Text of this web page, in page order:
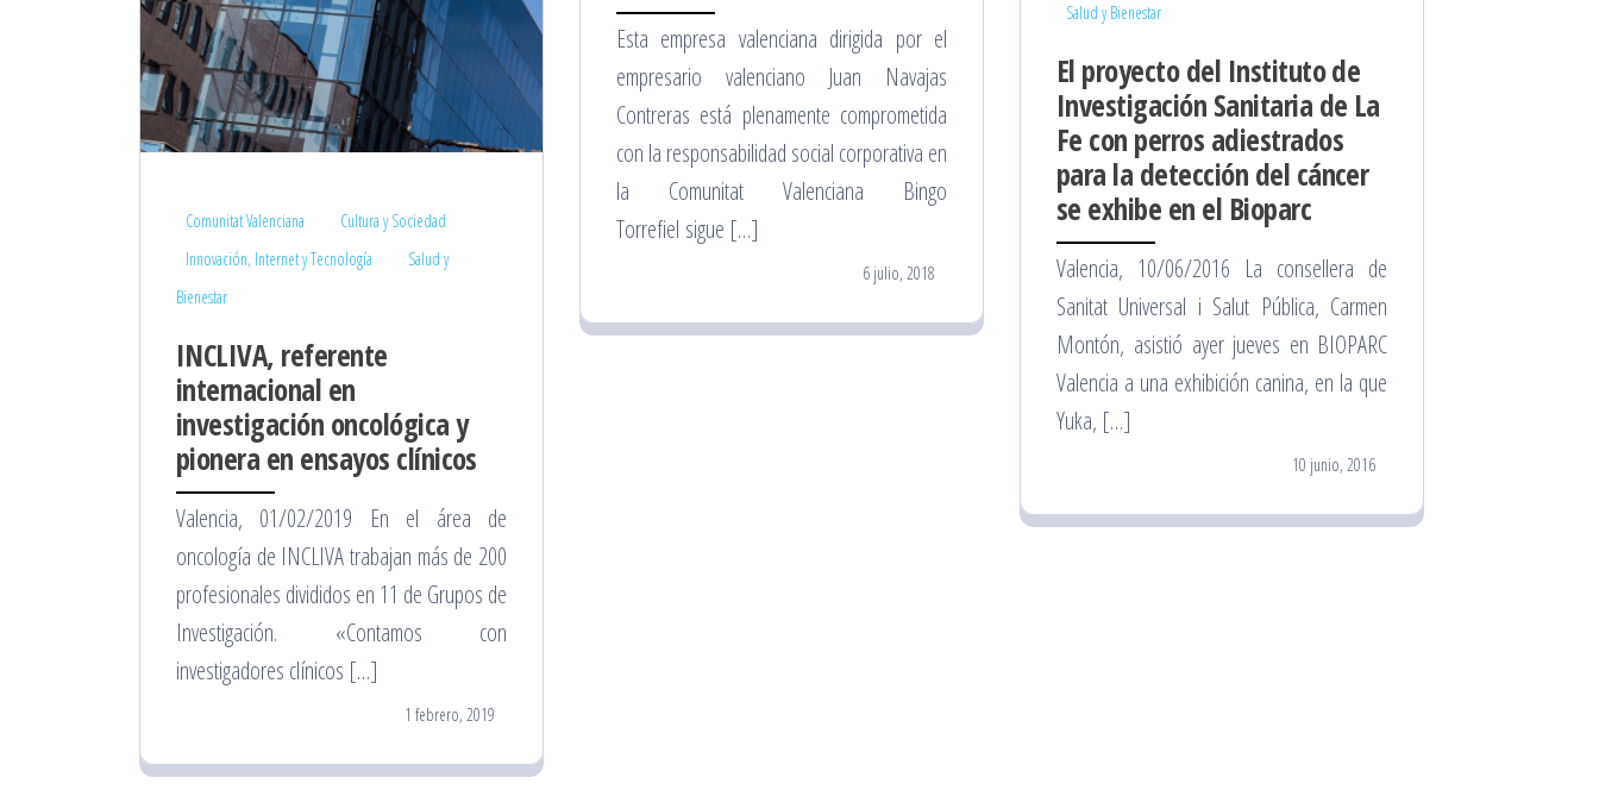
Comunitat Valenciana
Cultura y Sociedad
Innovación, Internet y Tecnología
Salud y
Bienestar
INCLIVA, referente
internacional en
investigación oncológica y
pionera en ensayos clínicos
Valencia, 01/02/2019 En el área de
oncología de INCLIVA trabajan más de 200
profesionales divididos en 11 de Grupos de
Investigación. «Contamos con
investigadores clínicos […]
1 febrero, 2019
Esta empresa valenciana dirigida por el
empresario valenciano Juan Navajas
Contreras está plenamente comprometida
con la responsabilidad social corporativa en
la Comunitat Valenciana Bingo
Torrefiel sigue […]
6 julio, 2018
Salud y Bienestar
El proyecto del Instituto de
Investigación Sanitaria de La
Fe con perros adiestrados
para la detección del cáncer
se exhibe en el Bioparc
Valencia, 10/06/2016 La consellera de
Sanitat Universal i Salut Pública, Carmen
Montón, asistió ayer jueves en BIOPARC
Valencia a una exhibición canina, en la que
Yuka, […]
10 junio, 2016